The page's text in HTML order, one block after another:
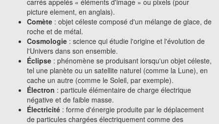
carrés appelés « éléments d'image » ou pixels (pour
picture element, en anglais).
Comète : objet céleste composé d'un mélange de glace, de
roche et de métal.
Cosmologie : science qui étudie l'origine et l'évolution de
l'Univers dans son ensemble.
Éclipse : phénomène se produisant lorsqu'un objet céleste,
tel une planète ou un satellite naturel (comme la Lune), en
cache un autre (comme le Soleil, par exemple).
Électron : particule élémentaire de charge électrique
négative et de faible masse.
Électricité : forme d'énergie produite par le déplacement
de particules chargées électriquement comme des